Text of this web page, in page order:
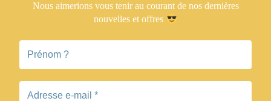
Nous aimerions vous tenir au courant de nos dernières
nouvelles et offres